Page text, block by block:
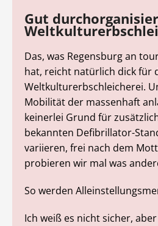
Gut
Das, was Regensburg an
hat, reicht natürlich dick für
Weltkulturerbschleicherei.
Mobilität der massenhaft
keinerlei Grund für
bekannten Defibrillator-
variieren, frei nach dem
probieren wir mal was
So werden
Ich weiß es nicht sicher,